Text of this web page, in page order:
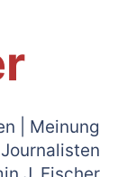
| Meinung